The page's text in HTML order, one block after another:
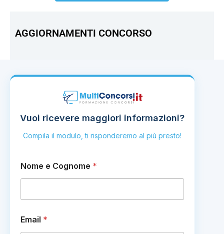
AGGIORNAMENTI CONCORSO
Vuoi ricevere maggiori informazioni?
Compila il modulo, ti risponderemo al più presto!
u
m
C
o
Nome e Cognome *
Email *